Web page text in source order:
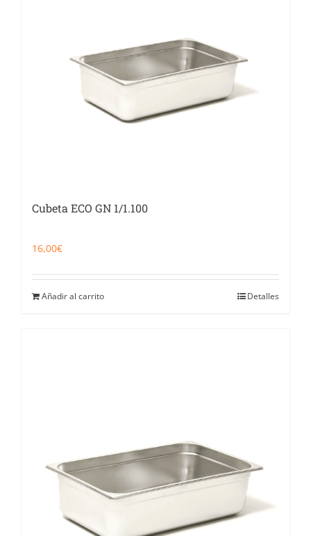
Cubeta ECO GN 1/1.100
16,00€
Añadir al carrito Detalles